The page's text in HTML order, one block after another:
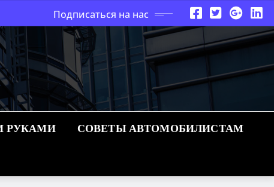
Подписаться на нас
РУКАМИ СОВЕТЫ АВТОМОБИЛИСТАМ